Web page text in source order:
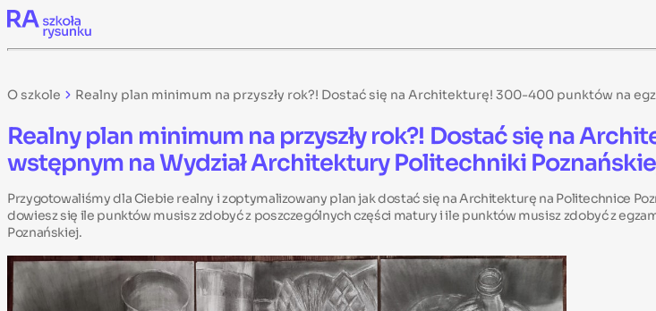
Skip to content
O szkole Realny plan minimum na przyszły rok?! Dostać się na Architekturę! 300-400 punktów na
Realny plan minimum na przyszły rok?! Dostać się na
wstępnym na Wydział Architektury Politechniki
Przygotowaliśmy dla Ciebie realny i zoptymalizowany plan jak dostać się na Architekturę na Politechnice
dowiesz się ile punktów musisz zdobyć z poszczególnych części matury i ile punktów musisz zdobyć z
Poznańskiej.